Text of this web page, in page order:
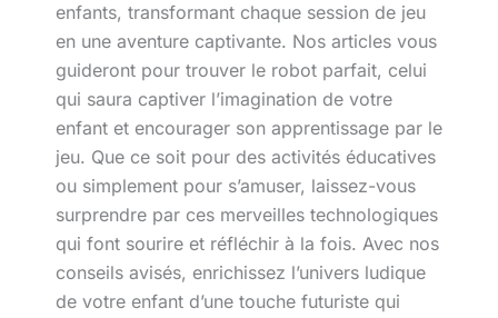
enfants, transformant chaque session de jeu
en une aventure captivante. Nos articles vous
guideront pour trouver le robot parfait, celui
qui saura captiver l’imagination de votre
enfant et encourager son apprentissage par le
jeu. Que ce soit pour des activités éducatives
ou simplement pour s’amuser, laissez-vous
surprendre par ces merveilles technologiques
qui font sourire et réfléchir à la fois. Avec nos
conseils avisés, enrichissez l’univers ludique
de votre enfant d’une touche futuriste qui